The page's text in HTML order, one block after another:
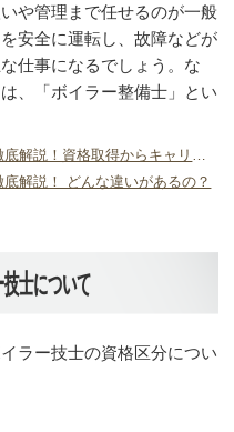
や管理まで任せるのが一般
安全に運転し、故障などが
仕事になるでしょう。な
、「ボイラー整備士」とい
解説！ どんな違いがあるの？
士について
ラー技士の資格区分につい